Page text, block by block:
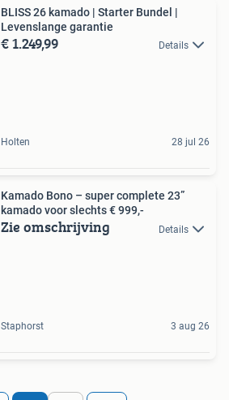
BLISS 26 kamado | Starter Bundel |
Levenslange garantie
€ 1.249,99 Details
Holten 28 jul 26
Kamado Bono – super complete 23”
kamado voor slechts € 999,-
Zie omschrijving Details
Staphorst 3 aug 26